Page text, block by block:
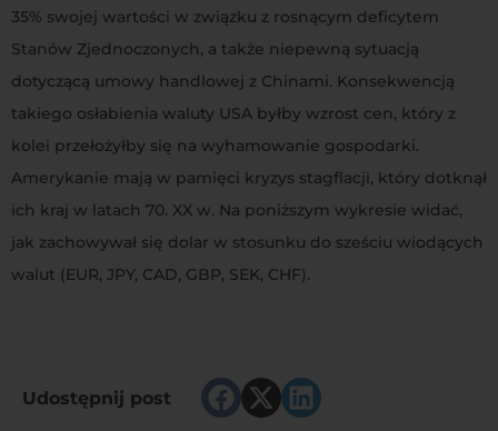
35% swojej wartości w związku z rosnącym deficytem
Stanów Zjednoczonych, a także niepewną sytuacją
dotyczącą umowy handlowej z Chinami. Konsekwencją
takiego osłabienia waluty USA byłby wzrost cen, który z
kolei przełożyłby się na wyhamowanie gospodarki.
Amerykanie mają w pamięci kryzys stagflacji, który dotknął
ich kraj w latach 70. XX w. Na poniższym wykresie widać,
jak zachowywał się dolar w stosunku do sześciu wiodących
walut (EUR, JPY, CAD, GBP, SEK, CHF).
Udostępnij post